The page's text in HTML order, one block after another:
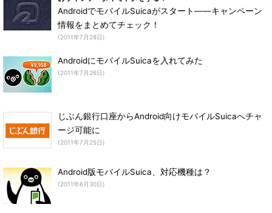
AndroidでモバイルSuicaがスタート――キャンペーン
情報をまとめてチェック！
(2011年7月28日)
AndroidにモバイルSuicaを入れてみた
(2011年7月26日)
じぶん銀行口座からAndroid向けモバイルSuicaへチャ
ージ可能に
(2011年7月25日)
Android版モバイルSuica、対応機種は？
(2011年6月30日)